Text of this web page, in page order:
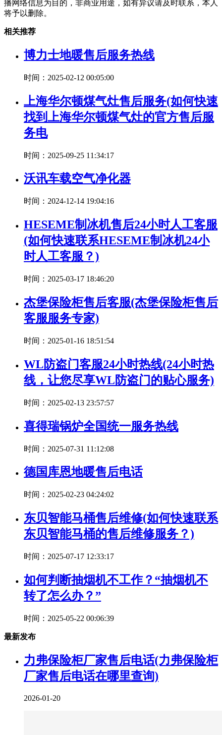
播网络信息为目的，非商业用途，如有异议请及时联系，本人
将予以删除。
相关推荐
博力士地暖售后服务热线
时间：2025-02-12 00:05:00
上海华尔顿煤气灶售后服务(如何快速
找到上海华尔顿煤气灶的官方售后服
务电
时间：2025-09-25 11:34:17
沃讯车载空气净化器
时间：2024-12-14 19:04:16
HESEME制冰机售后24小时人工客服
(如何快速联系HESEME制冰机24小
时人工客服？)
时间：2025-03-17 18:46:20
杰堡保险柜售后客服(杰堡保险柜售后
客服服务专家)
时间：2025-01-16 18:51:54
WL防盗门客服24小时热线(24小时热
线，让您尽享WL防盗门的贴心服务)
时间：2025-02-13 23:57:57
喜得瑞锅炉全国统一服务热线
时间：2025-07-31 11:12:08
德国库恩地暖售后电话
时间：2025-02-23 04:24:02
东贝智能马桶售后维修(如何快速联系
东贝智能马桶的售后维修服务？)
时间：2025-07-17 12:33:17
如何判断抽烟机不工作？“抽烟机不
转了怎么办？”
时间：2025-05-22 00:06:39
最新发布
力弗保险柜厂家售后电话(力弗保险柜
厂家售后电话在哪里查询)
2026-01-20